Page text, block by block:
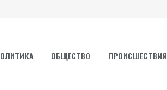
ОБЩЕСТВО ПРОИСШЕСТВИЯ